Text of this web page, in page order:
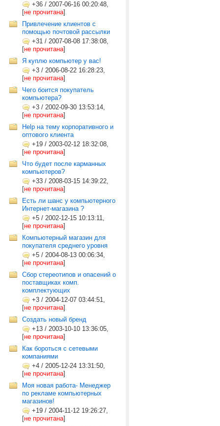
+36 / 2007-06-16 00:20:48,
[не прочитана]
Привлечение клиентов с
помощью почтовой рассылки
+31 / 2007-08-08 17:38:08,
[не прочитана]
Я куплю компьютер у вас!
+3 / 2006-08-22 16:28:23,
[не прочитана]
Чего боится покупатель
компьютера?
+3 / 2002-09-30 13:53:14,
[не прочитана]
Help на тему корпоративного и
оптового клиента
+19 / 2003-02-12 18:32:08,
[не прочитана]
Что будет после карманных
компьютеров?
+33 / 2008-03-15 14:39:22,
[не прочитана]
Есть ли шанс у компьютерного
Интернет-магазина ?
+5 / 2002-12-15 10:13:11,
[не прочитана]
Компьютерный магазин для
покупателя среднего уровня
+5 / 2004-08-13 00:06:34,
[не прочитана]
Сбор стереотипов и опасений о
поставщиках комп.
комплектующих
+3 / 2004-12-07 03:44:51,
[не прочитана]
Создать новый бренд
+13 / 2003-10-10 13:36:05,
[не прочитана]
Как бороться с сетевыми
компаниями
+4 / 2005-12-24 13:31:50,
[не прочитана]
Моя новая работа- Менеджер
по рекламе компьютерных
магазинов!
+19 / 2004-11-12 19:26:27,
[не прочитана]